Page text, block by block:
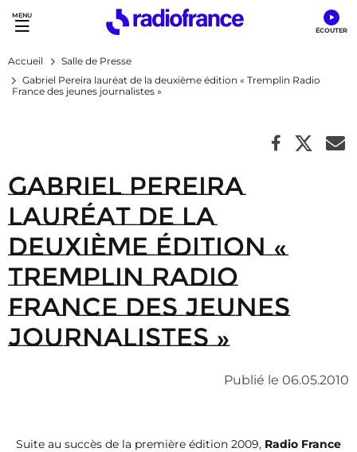
Accès direct :
Menu principal
Contenu
Accueil
Salle de Presse
Gabriel Pereira lauréat de la deuxième édition « Tremplin Radio
France des jeunes journalistes »
Gabriel Pereira
lauréat de la
deuxième édition «
Tremplin Radio
France des jeunes
journalistes »
Publié le 06.05.2010
Suite au succès de la première édition 2009, Radio France